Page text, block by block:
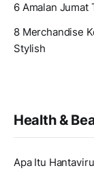
6 Amalan Jumat
8 Merchandise
Stylish
Health &
Apa Itu